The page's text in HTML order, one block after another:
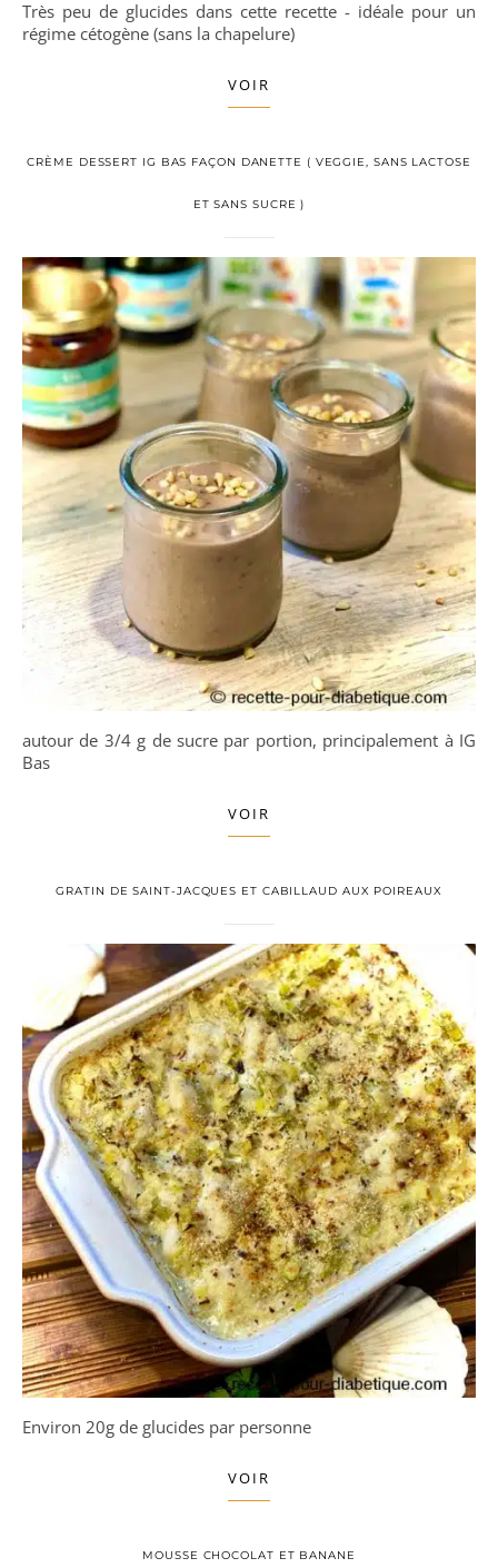
Très peu de glucides dans cette recette - idéale pour un
régime cétogène (sans la chapelure)
VOIR
CRÈME DESSERT IG BAS FAÇON DANETTE ( VEGGIE, SANS LACTOSE
ET SANS SUCRE )
autour de 3/4 g de sucre par portion, principalement à IG
Bas
VOIR
GRATIN DE SAINT-JACQUES ET CABILLAUD AUX POIREAUX
Environ 20g de glucides par personne
VOIR
MOUSSE CHOCOLAT ET BANANE